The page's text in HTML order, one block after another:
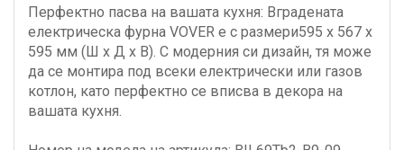
Перфектно пасва на вашата кухня: Вградената
електрическа фурна VOVER е с размери595 x 567 x
595 мм (Ш x Д x В). С модерния си дизайн, тя може
да се монтира под всеки електрически или газов
котлон, като перфектно се вписва в декора на
вашата кухня.